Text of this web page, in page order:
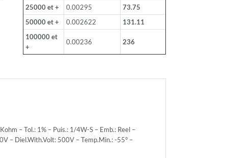
25000 et +
0.00295
73.75
50000 et +
0.002622
131.11
100000 et
+
0.00236 236
– Tol.: 1% – Puis.: 1/4W-S – Emb.: Reel –
– Diel.With.Volt: 500V – Temp.Min.: -55° –